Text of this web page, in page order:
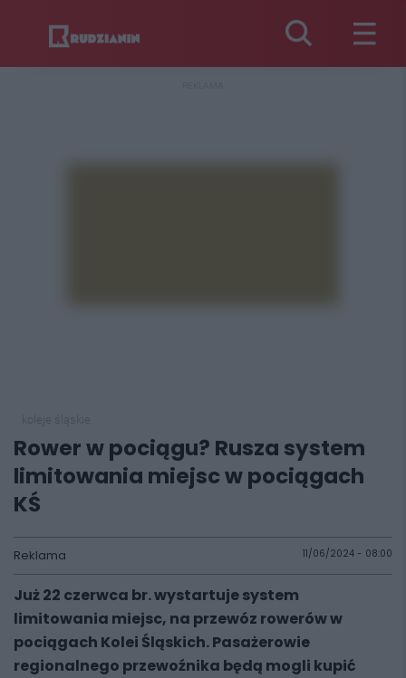
Rower w pociągu? Rusza system
limitowania miejsc w pociągach
KŚ
Reklama 11/06/2024 - 08:00
Już 22 czerwca br. wystartuje system
limitowania miejsc, na przewóz rowerów w
pociągach Kolei Śląskich. Pasażerowie
regionalnego przewoźnika będą mogli kupić